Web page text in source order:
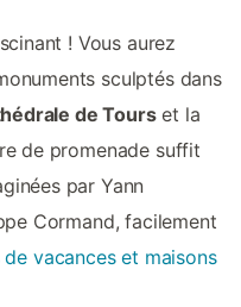
! Vous aurez
sculptés dans
de Tourset la
de promenade suffit
par Yann
Cormand, facilement
vacances et maisons